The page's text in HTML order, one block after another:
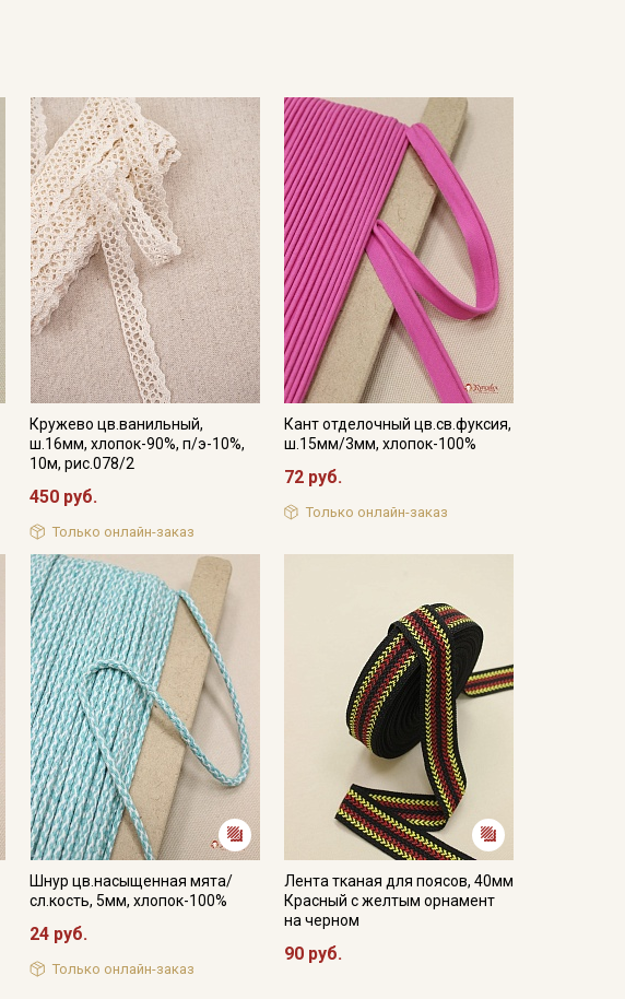
Кружево цв.ванильный,
ш.16мм, хлопок-90%, п/э-10%,
10м, рис.078/2
450 руб.
Только онлайн-заказ
Кант отделочный цв.св.фуксия,
ш.15мм/3мм, хлопок-100%
72 руб.
Только онлайн-заказ
Шнур цв.насыщенная мята/
сл.кость, 5мм, хлопок-100%
24 руб.
Только онлайн-заказ
Лента тканая для поясов, 40мм
Красный с желтым орнамент
на черном
90 руб.